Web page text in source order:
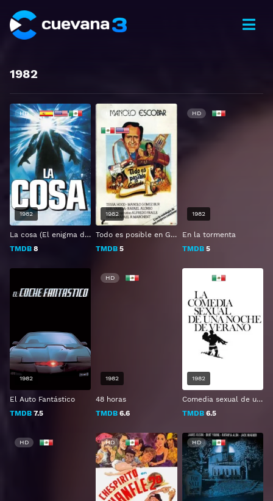
1982
La cosa (El enigma de otro mundo)
TMDB 8
HD
1982
Todo es posible en Granada
TMDB 5
HD 1080P
1982
En la tormenta
TMDB5
HD
1982
El Auto Fantástico
TMDB 7.5
1982
48 horas
TMDB 6.6
HD
1982
Comedia sexual de una noche de verano
TMDB6.5
1982
HD HD HD